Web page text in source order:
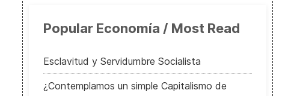
Popular Economía / Most Read
Esclavitud y Servidumbre Socialista
¿Contemplamos un simple Capitalismo de